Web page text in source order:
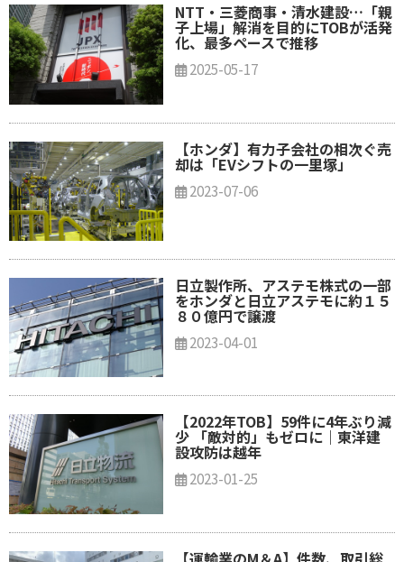
NTT・三菱商事・清水建設…「親
子上場」解消を目的にTOBが活発
化、最多ペースで推移
2025-05-17
【ホンダ】有力子会社の相次ぐ売
却は「EVシフトの一里塚」
2023-07-06
日立製作所、アステモ株式の一部
をホンダと日立アステモに約１５
８０億円で譲渡
2023-04-01
【2022年TOB】59件に4年ぶり減
少 「敵対的」もゼロに｜東洋建
設攻防は越年
2023-01-25